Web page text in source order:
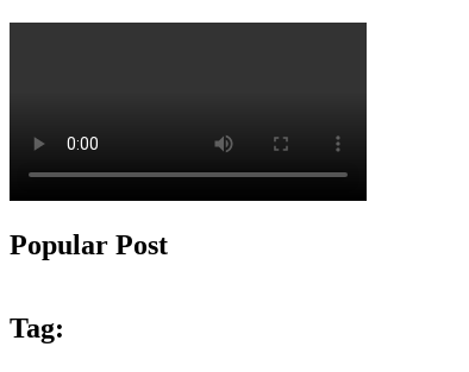
Popular Post
Tag: